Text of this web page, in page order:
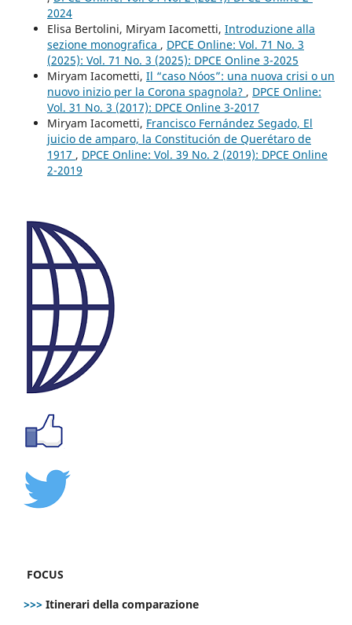
2024
Elisa Bertolini, Miryam Iacometti, Introduzione alla
sezione monografica , DPCE Online: Vol. 71 No. 3
(2025): Vol. 71 No. 3 (2025): DPCE Online 3-2025
Miryam Iacometti, Il “caso Nóos”: una nuova crisi o un
nuovo inizio per la Corona spagnola? , DPCE Online:
Vol. 31 No. 3 (2017): DPCE Online 3-2017
Miryam Iacometti, Francisco Fernández Segado, El
juicio de amparo, la Constitución de Querétaro de
1917 , DPCE Online: Vol. 39 No. 2 (2019): DPCE Online
2-2019
FOCUS
>>> Itinerari della comparazione